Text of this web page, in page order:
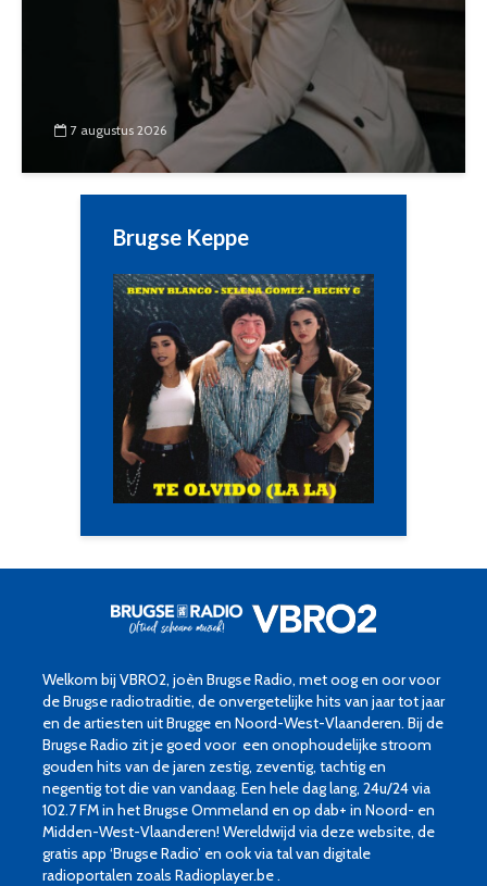
7 augustus 2026
Brugse Keppe
Welkom bij VBRO2, joèn Brugse Radio, met oog en oor voor
de Brugse radiotraditie, de onvergetelijke hits van jaar tot jaar
en de artiesten uit Brugge en Noord-West-Vlaanderen. Bij de
Brugse Radio zit je goed voor een onophoudelijke stroom
gouden hits van de jaren zestig, zeventig, tachtig en
negentig tot die van vandaag. Een hele dag lang, 24u/24 via
102.7 FM in het Brugse Ommeland en op dab+ in Noord- en
Midden-West-Vlaanderen! Wereldwijd via deze website, de
gratis app ‘Brugse Radio’ en ook via tal van digitale
radioportalen zoals Radioplayer.be .